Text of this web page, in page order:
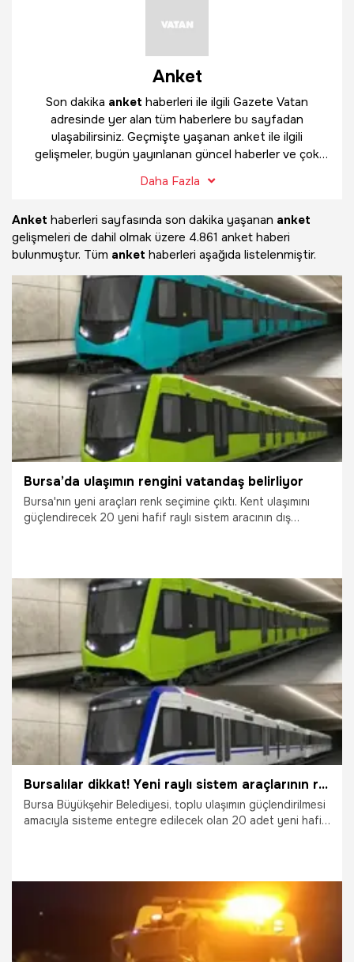
Anket
Son dakika anket haberleri ile ilgili Gazete Vatan
adresinde yer alan tüm haberlere bu sayfadan
ulaşabilirsiniz. Geçmişte yaşanan anket ile ilgili
gelişmeler, bugün yayınlanan güncel haberler ve çok
Daha Fazla
Anket haberleri sayfasında son dakika yaşanan anket
gelişmeleri de dahil olmak üzere 4.861 anket haberi
bulunmuştur. Tüm anket haberleri aşağıda listelenmiştir.
Bursa’da ulaşımın rengini vatandaş belirliyor
Bursa'nın yeni araçları renk seçimine çıktı. Kent ulaşımını
güçlendirecek 20 yeni hafif raylı sistem aracının dış
Bursa
Bursalılar dikkat! Yeni raylı sistem araçlarının rengini vatandaşlar seçiyor
Bursa Büyükşehir Belediyesi, toplu ulaşımın güçlendirilmesi
amacıyla sisteme entegre edilecek olan 20 adet yeni hafif
Bursa